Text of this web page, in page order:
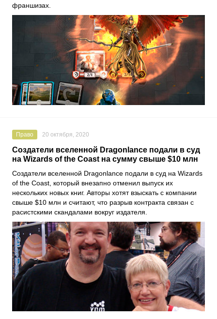
франшизах.
Право 20 октября, 2020
Создатели вселенной Dragonlance подали в суд
на Wizards of the Coast на сумму свыше $10 млн
Создатели вселенной Dragonlance подали в суд на Wizards
of the Coast , который внезапно отменил выпуск их
нескольких новых книг. Авторы хотят взыскать с компании
свыше $10 млн и считают, что разрыв контракта связан с
расистскими скандалами вокруг издателя.